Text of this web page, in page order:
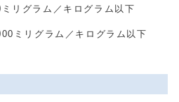
グラム／キログラム以下
リグラム／キログラム以下